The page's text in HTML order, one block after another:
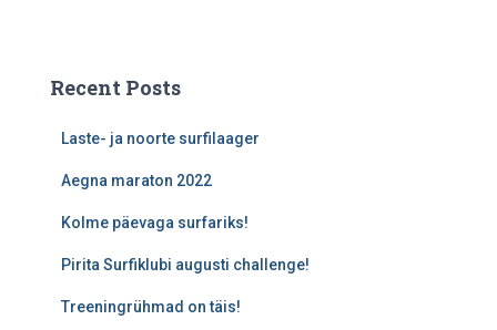
Recent Posts
Laste- ja noorte surfilaager
Aegna maraton 2022
Kolme päevaga surfariks!
Pirita Surfiklubi augusti challenge!
Treeningrühmad on täis!